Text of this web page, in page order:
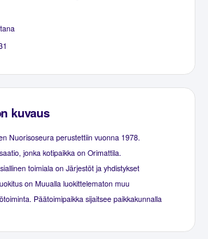
kuvaus
Nuorisoseura perustettiin vuonna 1978.
jonka kotipaikka on Orimattila.
toimiala on Järjestöt ja yhdistykset
on Muualla luokittelematon muu
Päätoimipaikka sijaitsee paikkakunnalla